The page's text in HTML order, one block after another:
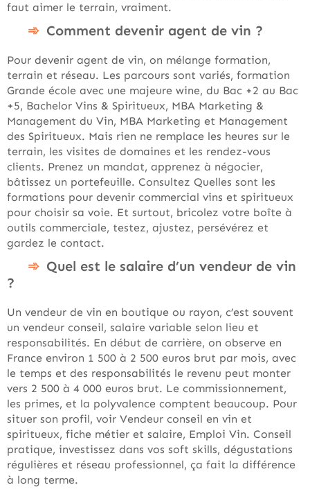
faut aimer le terrain, vraiment.
Comment devenir agent de vin ?
Pour devenir agent de vin, on mélange formation,
terrain et réseau. Les parcours sont variés, formation
Grande école avec une majeure wine, du Bac +2 au Bac
+5, Bachelor Vins & Spiritueux, MBA Marketing &
Management du Vin, MBA Marketing et Management
des Spiritueux. Mais rien ne remplace les heures sur le
terrain, les visites de domaines et les rendez-vous
clients. Prenez un mandat, apprenez à négocier,
bâtissez un portefeuille. Consultez Quelles sont les
formations pour devenir commercial vins et spiritueux
pour choisir sa voie. Et surtout, bricolez votre boîte à
outils commerciale, testez, ajustez, persévérez et
gardez le contact.
Quel est le salaire d’un vendeur de vin
?
Un vendeur de vin en boutique ou rayon, c’est souvent
un vendeur conseil, salaire variable selon lieu et
responsabilités. En début de carrière, on observe en
France environ 1 500 à 2 500 euros brut par mois, avec
le temps et des responsabilités le revenu peut monter
vers 2 500 à 4 000 euros brut. Le commissionnement,
les primes, et la polyvalence comptent beaucoup. Pour
situer son profil, voir Vendeur conseil en vin et
spiritueux, fiche métier et salaire, Emploi Vin. Conseil
pratique, investissez dans vos soft skills, dégustations
régulières et réseau professionnel, ça fait la différence
à long terme.